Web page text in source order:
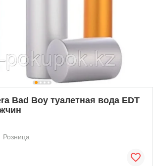
Bad Boy туалетная вода EDT
Розница